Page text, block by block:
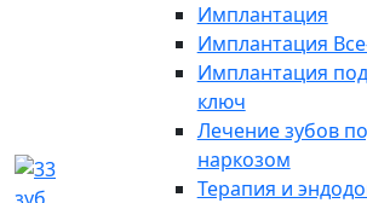
Имплантация
Имплантация
Имплантация под
ключ
Лечение зубов
наркозом
Терапия и